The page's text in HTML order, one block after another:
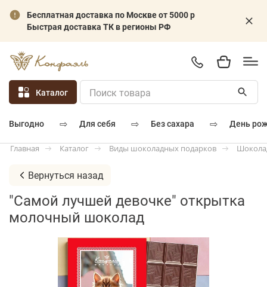
Бесплатная доставка по Москве от 5000 р
Быстрая доставка ТК в регионы РФ
Каталог
выгодно ⇨ для себя ⇨ без сахара ⇨ день
Главная Каталог Виды шоколадных подарков
Вернуться назад
"Самой лучшей девочке" открытка
молочный шоколад